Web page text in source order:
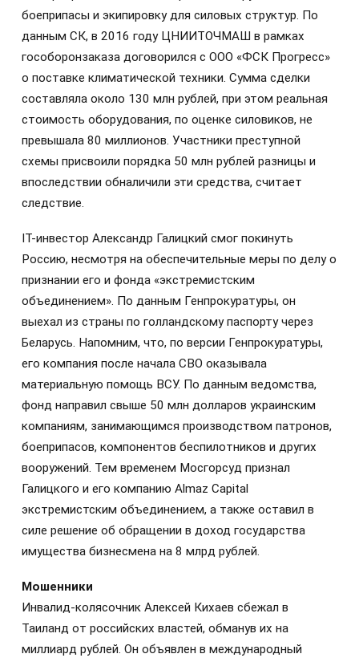
боеприпасы и экипировку для силовых структур. По
данным СК, в 2016 году ЦНИИТОЧМАШ в рамках
гособоронзаказа договорился с ООО «ФСК Прогресс»
о поставке климатической техники. Сумма сделки
составляла около 130 млн рублей, при этом реальная
стоимость оборудования, по оценке силовиков, не
превышала 80 миллионов. Участники преступной
схемы присвоили порядка 50 млн рублей разницы и
впоследствии обналичили эти средства, считает
следствие.
IT-инвестор Александр Галицкий смог покинуть
Россию, несмотря на обеспечительные меры по делу о
признании его и фонда «экстремистским
объединением». По данным Генпрокуратуры, он
выехал из страны по голландскому паспорту через
Беларусь. Напомним, что, по версии Генпрокуратуры,
его компания после начала СВО оказывала
материальную помощь ВСУ. По данным ведомства,
фонд направил свыше 50 млн долларов украинским
компаниям, занимающимся производством патронов,
боеприпасов, компонентов беспилотников и других
вооружений. Тем временем Мосгорсуд признал
Галицкого и его компанию Almaz Capital
экстремистским объединением, а также оставил в
силе решение об обращении в доход государства
имущества бизнесмена на 8 млрд рублей.
Мошенники
Инвалид-колясочник Алексей Кихаев сбежал в
Таиланд от российских властей, обманув их на
миллиард рублей. Он объявлен в международный